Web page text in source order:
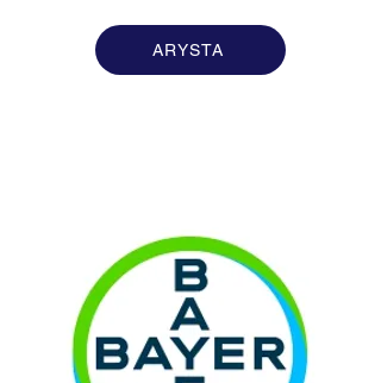
ARYSTA